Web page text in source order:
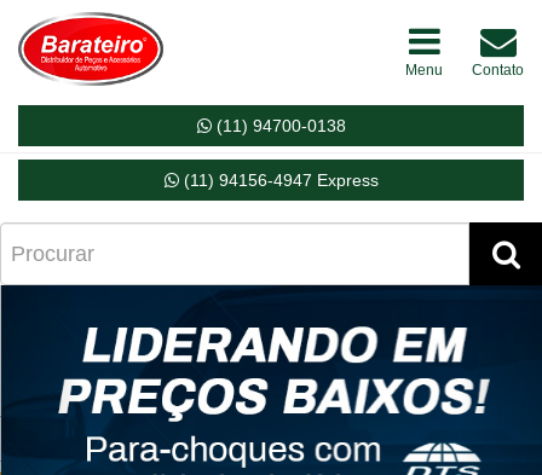
Menu Contato
(11) 94700-0138
(11) 94156-4947 Express